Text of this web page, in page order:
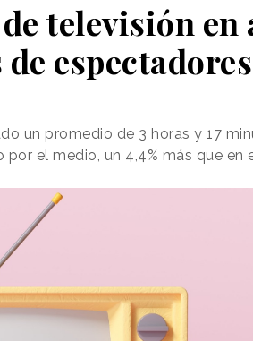
televisión
un promedio de 3 horas y 17
por el medio, un 4,4% más que